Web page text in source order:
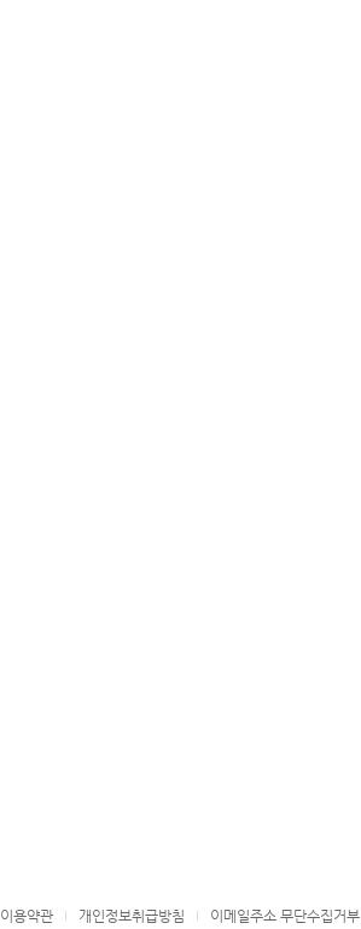
이용약관 개인정보취급방침 이메일주소 무단수집거부